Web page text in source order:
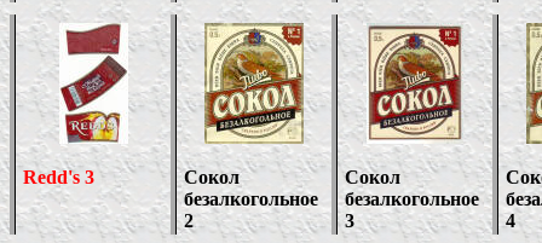
Redd's 3
Сокол
безалкогольное
2
Сокол
безалкогольное
3
4